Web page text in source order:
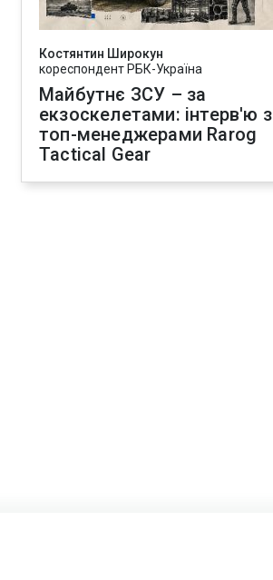
Костянтин Широкун
кореспондент РБК-Україна
Майбутнє ЗСУ – за
екзоскелетами: інтерв'ю з
топ-менеджерами Rarog
Tactical Gear